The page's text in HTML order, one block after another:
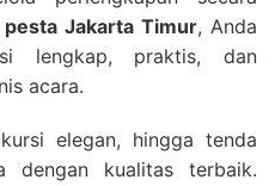
Jakarta Timur, Anda
lengkap, praktis, dan
acara.
elegan, hingga tenda
dengan kualitas terbaik.